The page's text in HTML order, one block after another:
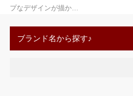
プなデザインが描か…
ブランド名から探す♪